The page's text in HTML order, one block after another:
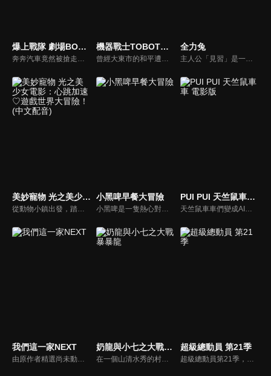
爆上戰隊 劇場BOON！PROMISE THE CIRCUIT (中文版) 機器戰士TOBOT：英雄回歸 全力兔
主人公「見習」是一隻出身背景成謎的小兔子，被恩人「老大」帶到一家名全力施工辦的建築公司。在那裡，他從最初的謹慎害羞逐漸成長為一名能全力以赴完成任務的工地見習生。他努力和積極的態度漸漸贏得了同事們的認可，併發展出深厚的友情。
美妙寵物 光之美少女電影：心跳加速♡遊戲世界大冒險！(中文配音) 小黑啤早餐大冒險
小黑啤是一隻熱心對世界充滿好奇的臺灣黑熊，他的使命是蒐集全世界所有好吃的早餐、打造最讚的早餐車。小黑啤與早餐車會與一種臺灣早餐邂逅，在遭遇困境時，早餐車會變成該集早餐店的模樣，帶領小朋友跳一段「早餐動腦體操」幫助思考，讓難題能迎刃而解。
PUI PUI 天竺鼠車車 電影版
天竺鼠車車們變成AI了！？天竺鼠城市迎來高科技時代！高科技的AI天竺鼠車車終於出現在這個世界上！駕駛員們接連開始轉而駕駛最新的AI天竺鼠車車。馬鈴薯他們被捲入謎之集團和AI天竺鼠車車「卡農」的車車追逐中。這時一位技術高超的駕駛員出現，幫助他們脫離危機。
我們這一家NEXT
由原作者精選尚未動畫化的單行本作品中的五個故事，製作全新動畫！橘家一家四口充滿歡樂與搞笑的日常生活，嚴選精彩內容呈現給大家！
奶龍與小七之大戰暴暴龍
在一個山清水秀的村子裡，奶龍小七平靜的生活被打破，暴暴龍為了取代奶龍成為宇宙最強龍，在村子各種使壞，奶龍小七為了阻止其的惡行展開了一 系列英勇鬥爭，上演了一幕幕打抱不平、溫情治癒、正能量的搞笑日常，只為能守每個人心中最純真的美好。
超級總動員 第21季
超級總動員第21季，全新場景、全新內容 、全新遊戲關卡，跟著超級總動員一起環遊世界！考驗好友和團體的合作默契，腦力激盪、精采絕倫才藝秀、十八般武藝完美演出。全國小學校際交流與趣味競技比賽，適合全家觀賞的優質益智節目！